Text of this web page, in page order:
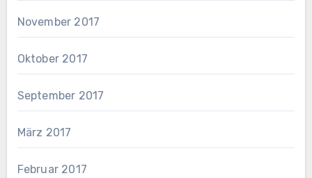
November 2017
Oktober 2017
September 2017
März 2017
Februar 2017